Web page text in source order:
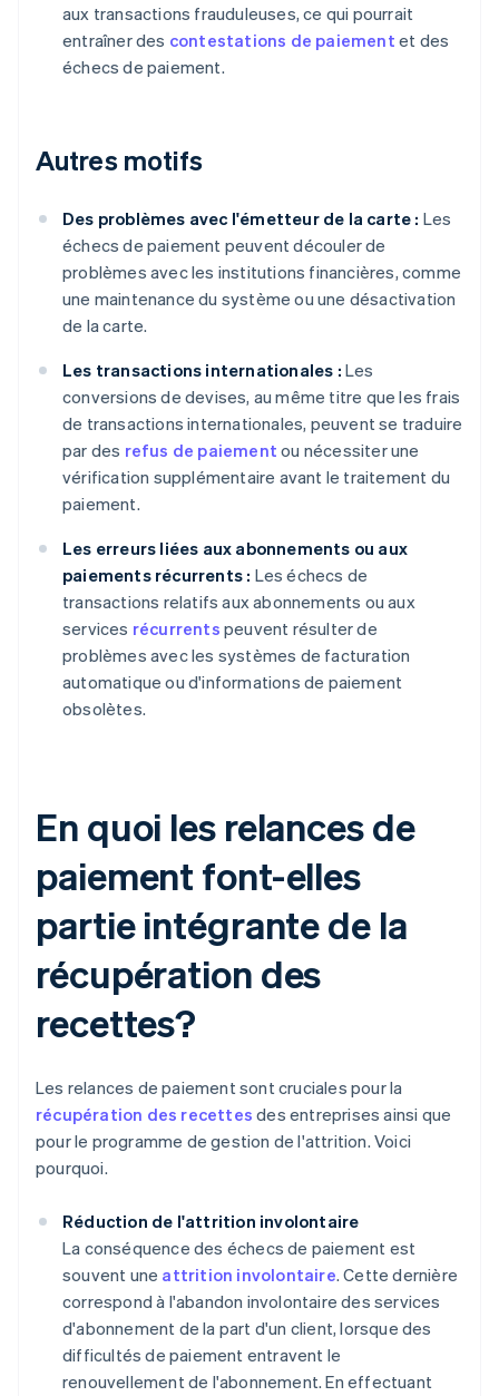
aux transactions frauduleuses, ce qui pourrait
entraîner des contestations de paiement et des
échecs de paiement.
Autres motifs
Des problèmes avec l'émetteur de la carte : Les
échecs de paiement peuvent découler de
problèmes avec les institutions financières, comme
une maintenance du système ou une désactivation
de la carte.
Les transactions internationales : Les
conversions de devises, au même titre que les frais
de transactions internationales, peuvent se traduire
par des refus de paiement ou nécessiter une
vérification supplémentaire avant le traitement du
paiement.
Les erreurs liées aux abonnements ou aux
paiements récurrents : Les échecs de
transactions relatifs aux abonnements ou aux
services récurrents peuvent résulter de
problèmes avec les systèmes de facturation
automatique ou d'informations de paiement
obsolètes.
En quoi les relances de
paiement font-elles
partie intégrante de la
récupération des
recettes?
Les relances de paiement sont cruciales pour la
récupération des recettes des entreprises ainsi que
pour le programme de gestion de l'attrition. Voici
pourquoi.
Réduction de l'attrition involontaire
La conséquence des échecs de paiement est
souvent une attrition involontaire. Cette dernière
correspond à l'abandon involontaire des services
d'abonnement de la part d'un client, lorsque des
difficultés de paiement entravent le
renouvellement de l'abonnement. En effectuant